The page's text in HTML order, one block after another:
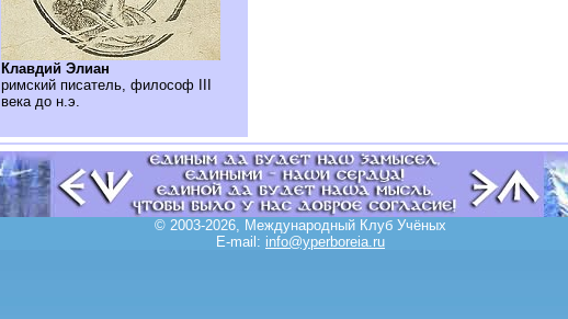
Клавдий Элиан
римский писатель, философ III
века до н.э.
© 2003-2026, Международный Клуб Учёных
E-mail: info@yperboreia.ru